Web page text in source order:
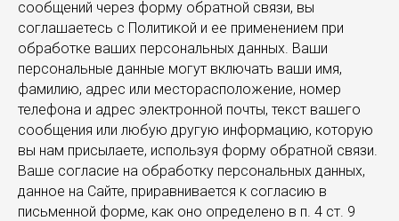
сообщений через форму обратной связи, вы
соглашаетесь с Политикой и ее применением при
обработке ваших персональных данных. Ваши
персональные данные могут включать ваши имя,
фамилию, адрес или месторасположение, номер
телефона и адрес электронной почты, текст вашего
сообщения или любую другую информацию, которую
вы нам присылаете, используя форму обратной связи.
Ваше согласие на обработку персональных данных,
данное на Сайте, приравнивается к согласию в
письменной форме, как оно определено в п. 4 ст. 9